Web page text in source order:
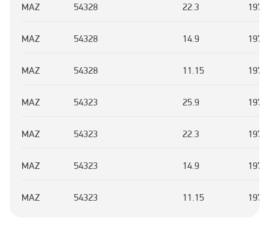
MAZ 54328 22.3
MAZ 54328 14.9
MAZ 54328 11.15
MAZ 54323 25.9
MAZ 54323 22.3
MAZ 54323 14.9
MAZ 54323 11.15